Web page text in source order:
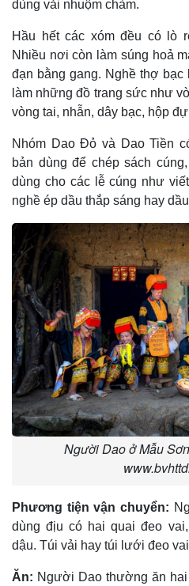
dùng vải nhuộm chàm.
Hầu hết các xóm đều có lò
Nhiều nơi còn làm súng hoả
đạn bằng gang. Nghề thợ bạc
làm những đồ trang sức như
vòng tai, nhẫn, dây bạc, hộp
Nhóm Dao Ðỏ và Dao Tiền
bản dùng để chép sách
dùng cho các lễ cúng như
nghề ép dầu thắp sáng hay
Người Dao ở Mẫu
Phương tiện vận chuyển:
dùng địu có hai quai đeo
dậu. Túi vải hay túi lưới đeo
Ăn: Người Dao thường ăn